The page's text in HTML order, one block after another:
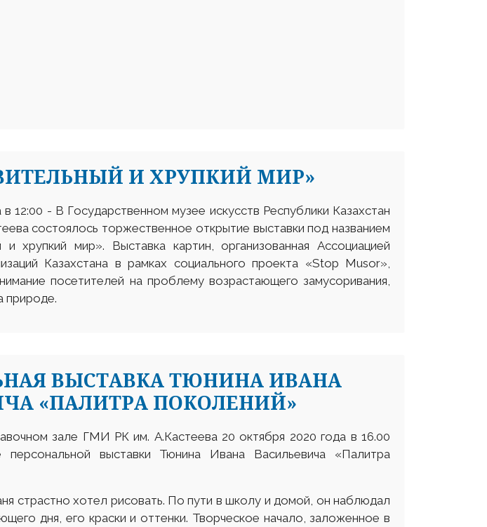
И ХРУПКИЙ МИР»
в 12:00 - В Государственном музее искусств Республики Казахстан
состоялось торжественное открытие выставки под названием
и хрупкий мир». Выставка картин, организованная Ассоциацией
Казахстана в рамках социального проекта «Stop Musor»,
посетителей на проблему возрастающего замусоривания,
природе.
ВЫСТАВКА ТЮНИНА ИВАНА
«ПАЛИТРА ПОКОЛЕНИЙ»
зале ГМИ РК им. А.Кастеева 20 октября 2020 года в 16.00
персональной выставки Тюнина Ивана Васильевича «Палитра
страстно хотел рисовать. По пути в школу и домой, он наблюдал
дня, его краски и оттенки. Творческое начало, заложенное в